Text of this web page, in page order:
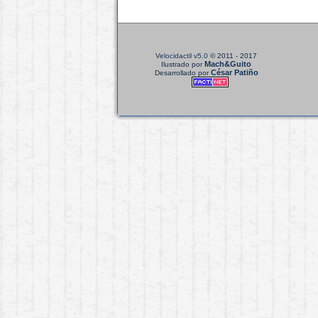
Velocidactil v5.0 © 2011 - 2017
Ilustrado porMach&Guito
Desarrollado porCésar Patiño